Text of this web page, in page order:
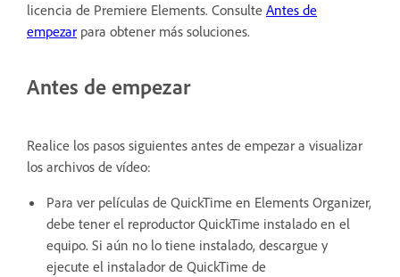
licencia de Premiere Elements. Consulte Antes de
empezar para obtener más soluciones.
Antes de empezar
Realice los pasos siguientes antes de empezar a visualizar
los archivos de vídeo:
Para ver películas de QuickTime en Elements Organizer,
debe tener el reproductor QuickTime instalado en el
equipo. Si aún no lo tiene instalado, descargue y
ejecute el instalador de QuickTime de